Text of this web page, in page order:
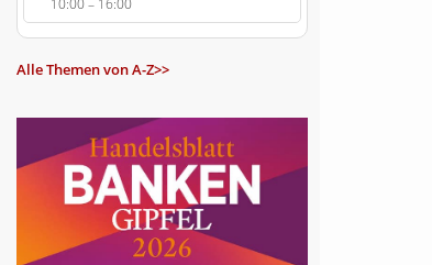
10:00– 16:00
Alle Themen von A-Z>>